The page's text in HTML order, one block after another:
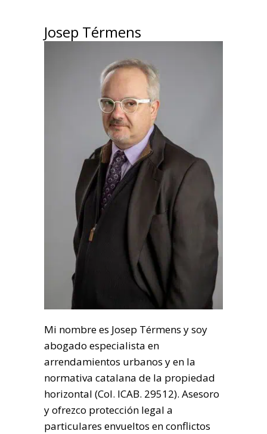
Josep Térmens
Mi nombre es Josep Térmens y soy
abogado especialista en
arrendamientos urbanos y en la
normativa catalana de la propiedad
horizontal (Col. ICAB. 29512). Asesoro
y ofrezco protección legal a
particulares envueltos en conflictos